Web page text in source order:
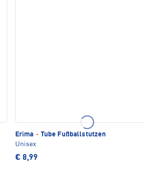
Erima · Tube Fußballstutzen
Unisex
€ 8,99